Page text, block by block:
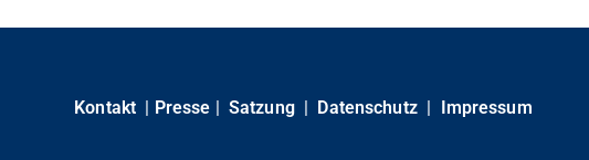
Kontakt | Presse | Satzung| Datenschutz| Impressum